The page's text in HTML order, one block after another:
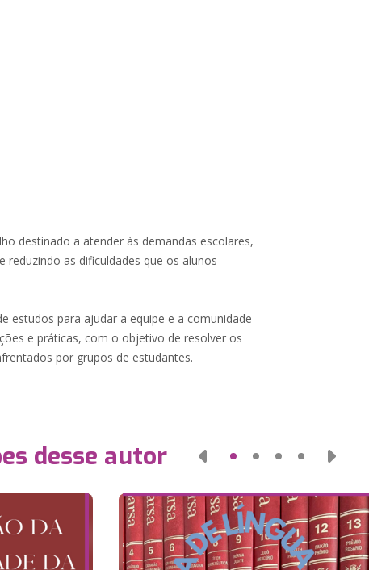
destinado a atender às demandas escolares,
reduzindo as dificuldades que os alunos
estudos para ajudar a equipe e a comunidade
e práticas, com o objetivo de resolver os
por grupos de estudantes.
desse autor